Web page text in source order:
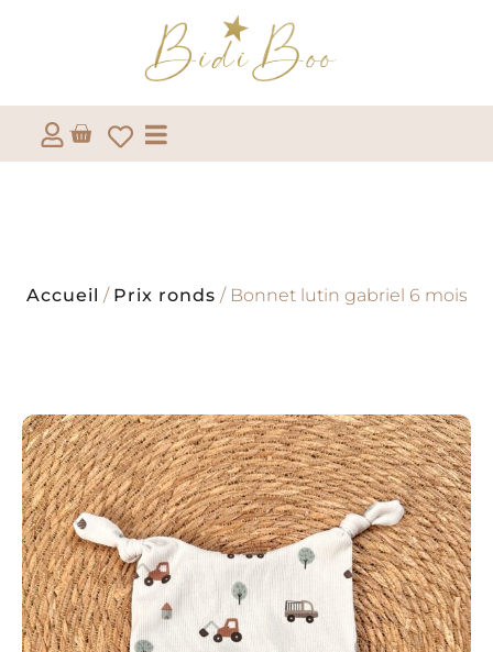
Accueil / Prix ronds / Bonnet lutin gabriel 6 mois